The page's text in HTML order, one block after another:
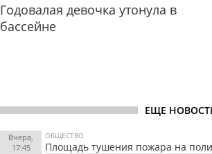
Годовалая девочка утонула в
бассейне
ЕЩЕ
Вчера,
17:45
ОБЩЕСТВО
Площадь тушения пожара на